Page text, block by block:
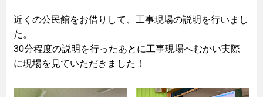
近くの公民館をお借りして、工事現場の説明を行いまし
た。
30分程度の説明を行ったあとに工事現場へむかい実際
に現場を見ていただきました！